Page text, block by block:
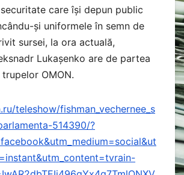
care își depun public
și uniformele în semn de
sursei, la ora actuală,
Lukașenko are de partea
OMON.
teleshow/fishman_vechernee_s
514390/?